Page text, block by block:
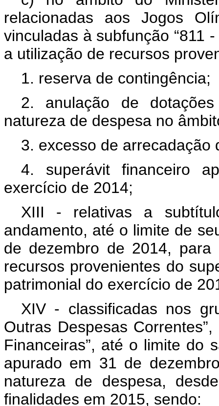
relacionadas aos Jogos
vinculadas à subfunção “811
a utilização de recursos
1. reserva de contingência;
2. anulação de
natureza de despesa no
3. excesso de arrecadação
4. superávit financeiro
exercício de 2014;
XIII - relativas a
andamento, até o limite de
de dezembro de 2014,
recursos provenientes do
patrimonial do exercício de
XIV - classificadas nos
Outras Despesas
Financeiras”, até o limite do
apurado em 31 de
natureza de despesa,
finalidades em 2015, sendo: